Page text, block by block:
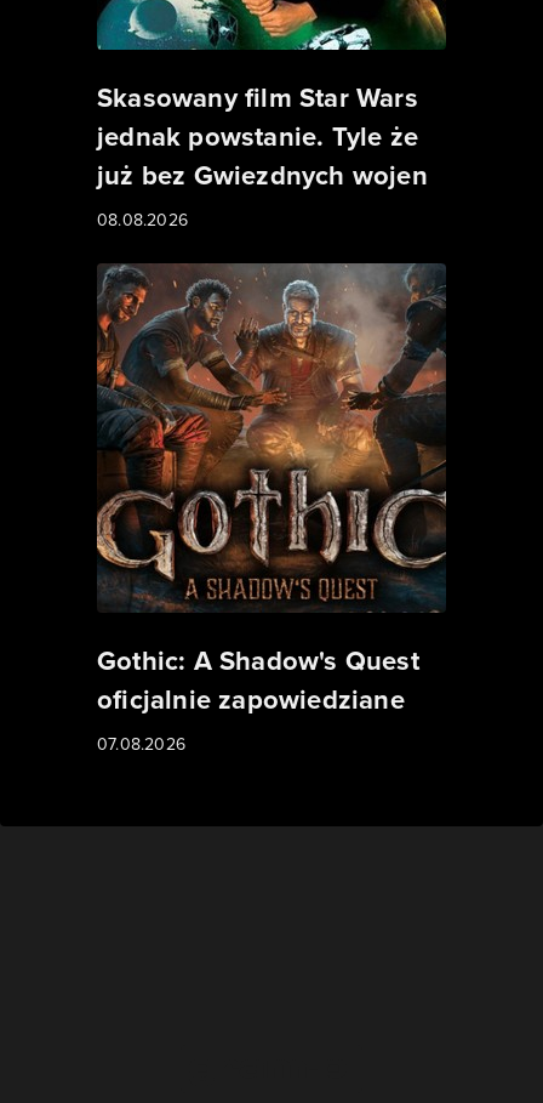
Skasowany film Star Wars
jednak powstanie. Tyle że
już bez Gwiezdnych wojen
08.08.2026
Gothic: A Shadow's Quest
oficjalnie zapowiedziane
07.08.2026